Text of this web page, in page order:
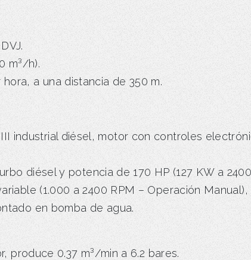
m³/h).
a una distancia de 350 m.
industrial diésel, motor con controles
diésel y potencia de 170 HP (127 KW a
(1.000 a 2400 RPM – Operación
en bomba de agua.
produce 0.37 m³/min a 6.2 bares.